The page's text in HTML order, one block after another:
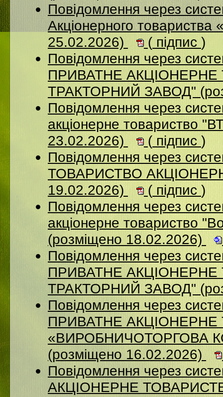
Повідомлення через
Акціонерного
25.02.2026)
( підпис )
Повідомлення через
ПРИВАТНЕ АКЦIОНЕРНЕ
ТРАКТОРНИЙ ЗАВОД"
Повідомлення через
акціонерне товариство
23.02.2026)
( підпис )
Повідомлення через
ТОВАРИСТВО
19.02.2026)
( підпис )
Повідомлення через
акціонерне товариство
(розміщено 18.02.2026)
Повідомлення через
ПРИВАТНЕ АКЦIОНЕРНЕ
ТРАКТОРНИЙ ЗАВОД"
Повідомлення через
ПРИВАТНЕ
«ВИРОБНИЧОТОРГОВА
(розміщено 16.02.2026)
Повідомлення через
АКЦІОНЕРНЕ